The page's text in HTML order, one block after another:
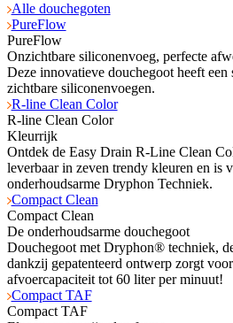
Alle douchegoten
PureFlow
PureFlow
Onzichtbare siliconenvoeg, perfecte
Deze innovatieve douchegoot heeft een
zichtbare siliconenvoegen.
R-line Clean Color
R-line Clean Color
Kleurrijk
Ontdek de Easy Drain R-Line Clean
leverbaar in zeven trendy kleuren en is
onderhoudsarme Dryphon Techniek.
Compact Clean
Compact Clean
De onderhoudsarme douchegoot
Douchegoot met Dryphon® techniek,
dankzij gepatenteerd ontwerp zorgt
afvoercapaciteit tot 60 liter per minuut!
Compact TAF
Compact TAF